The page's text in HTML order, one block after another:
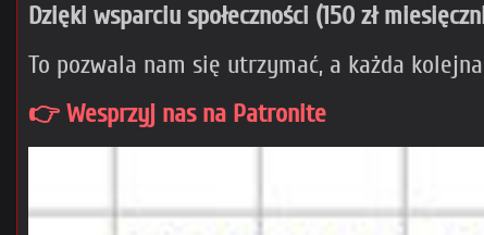
Dzięki wsparciu społeczności (150 zł
To pozwala nam się utrzymać, a każda
👉 Wesprzyj nas na Patronite